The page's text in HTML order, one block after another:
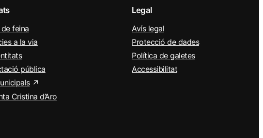
feina
a la via
pública
Cristina d’Aro
Legal
Avís legal
Protecció de dades
Política de galetes
Accessibilitat